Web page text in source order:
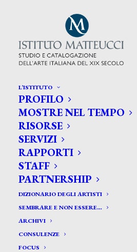
L’ISTITUTO
PROFILO
MOSTRE NEL TEMPO
RISORSE
SERVIZI
RAPPORTI
STAFF
PARTNERSHIP
DIZIONARIO DEGLI ARTISTI
SEMBRARE E NON ESSERE…
ARCHIVI
CONSULENZE
FOCUS
CERCA TRA GLI ARTISTI:
Search
for:
Abate Secondo*